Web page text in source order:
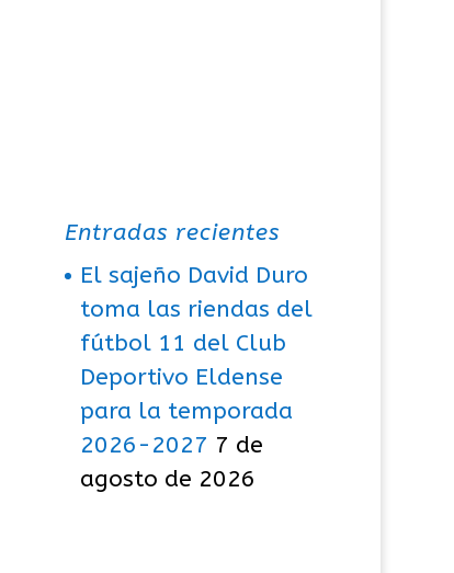
Entradas recientes
El sajeño David Duro
toma las riendas del
fútbol 11 del Club
Deportivo Eldense
para la temporada
2026-2027 7 de
agosto de 2026